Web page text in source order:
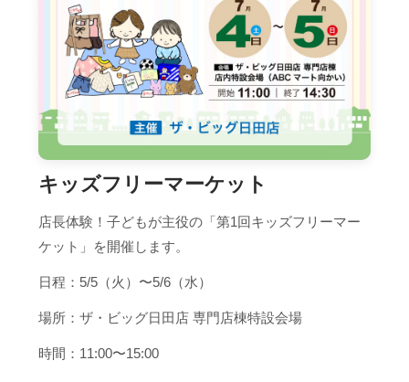
キッズフリーマーケット
店長体験！子どもが主役の「第1回キッズフリーマー
ケット」を開催します。
日程：5/5（火）〜5/6（水）
場所：ザ・ビッグ日田店 専門店棟特設会場
時間：11:00〜15:00